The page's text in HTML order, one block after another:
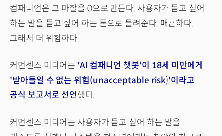
컴패니언은 그 마찰을 0으로 만든다. 사용자가 듣고 싶어
하는 말을 듣고 싶어 하는 톤으로 들려준다. 매끈하다.
그래서 더 위험하다.
커먼센스 미디어는 'AI 컴패니언 챗봇'이 18세 미만에게
'받아들일 수 없는 위험(unacceptable risk)'이라고
공식 보고서로 선언했다.
커먼센스 미디어는 사용자가 듣고 싶어 하는 말을